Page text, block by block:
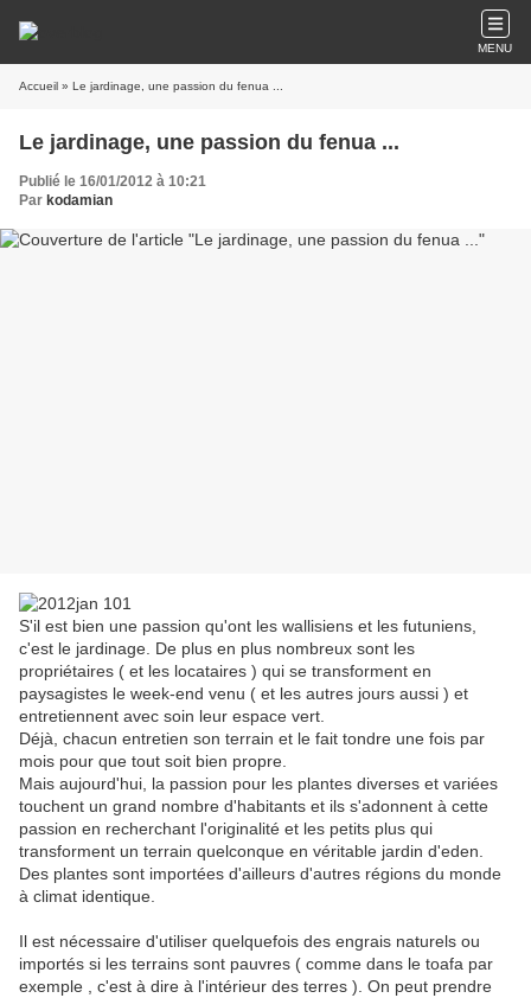
MENU
Accueil » Le jardinage, une passion du fenua ...
Le jardinage, une passion du fenua ...
Publié le 16/01/2012 à 10:21
Par kodamian
S'il est bien une passion qu'ont les wallisiens et les futuniens,
c'est le jardinage. De plus en plus nombreux sont les
propriétaires ( et les locataires ) qui se transforment en
paysagistes le week-end venu ( et les autres jours aussi ) et
entretiennent avec soin leur espace vert.
Déjà, chacun entretien son terrain et le fait tondre une fois par
mois pour que tout soit bien propre.
Mais aujourd'hui, la passion pour les plantes diverses et variées
touchent un grand nombre d'habitants et ils s'adonnent à cette
passion en recherchant l'originalité et les petits plus qui
transforment un terrain quelconque en véritable jardin d'eden.
Des plantes sont importées d'ailleurs d'autres régions du monde
à climat identique.
Il est nécessaire d'utiliser quelquefois des engrais naturels ou
importés si les terrains sont pauvres ( comme dans le toafa par
exemple , c'est à dire à l'intérieur des terres ). On peut prendre